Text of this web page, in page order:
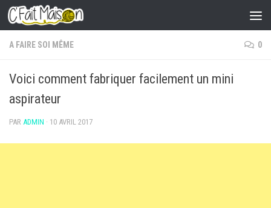
Skip to content
A FAIRE SOI MÊME 0
Voici comment fabriquer facilement un mini
aspirateur
PAR ADMIN · 10 AVRIL 2017